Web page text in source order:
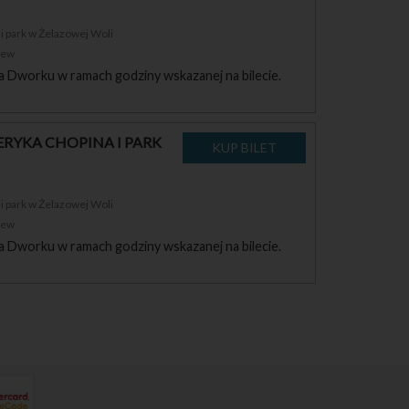
park w Żelazowej Woli
Dworku w ramach godziny wskazanej na bilecie.
CHOPINA I PARK
park w Żelazowej Woli
Dworku w ramach godziny wskazanej na bilecie.